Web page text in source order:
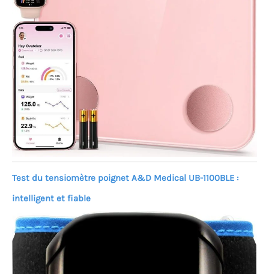
Test du tensiomètre poignet A&D Medical UB-1100BLE :
intelligent et fiable